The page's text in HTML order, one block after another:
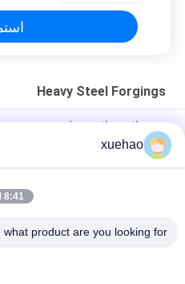
Heavy Steel Forgings
عمود ذيل، عمود دفة
GB/ASTM/ASME/EN صندوق جمع المياه،خزان،أنبوب،برميل
1045 / 4140 / الغريبة
xuehao
8:41 PM
product are you looking for?